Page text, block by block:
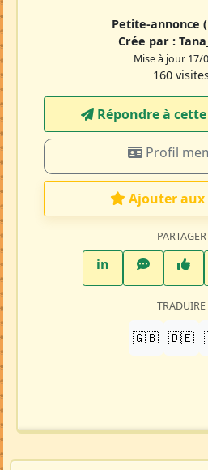
Petite-annonce
Crée par :
Mise à jour 17/
160
Répondre à
Profil
Ajouter
PARTAGER
inLinkedInWhatsApp
TRADUIRE
🇬🇧 🇩🇪